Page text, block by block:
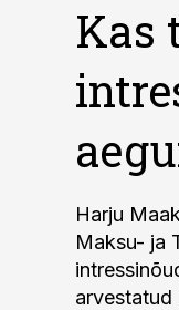
Kas
Harju
Maksu- ja
arvestatud